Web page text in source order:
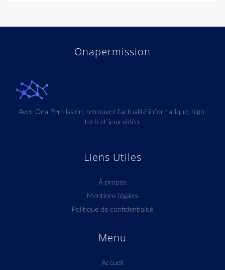
Onapermission
Avec Ona Permission, retrouvez l'actualité informatique, high-
tech et jeux vidéo.
Liens Utiles
À propos
Mentions légales
Politique de confidentialité
Menu
Accueil